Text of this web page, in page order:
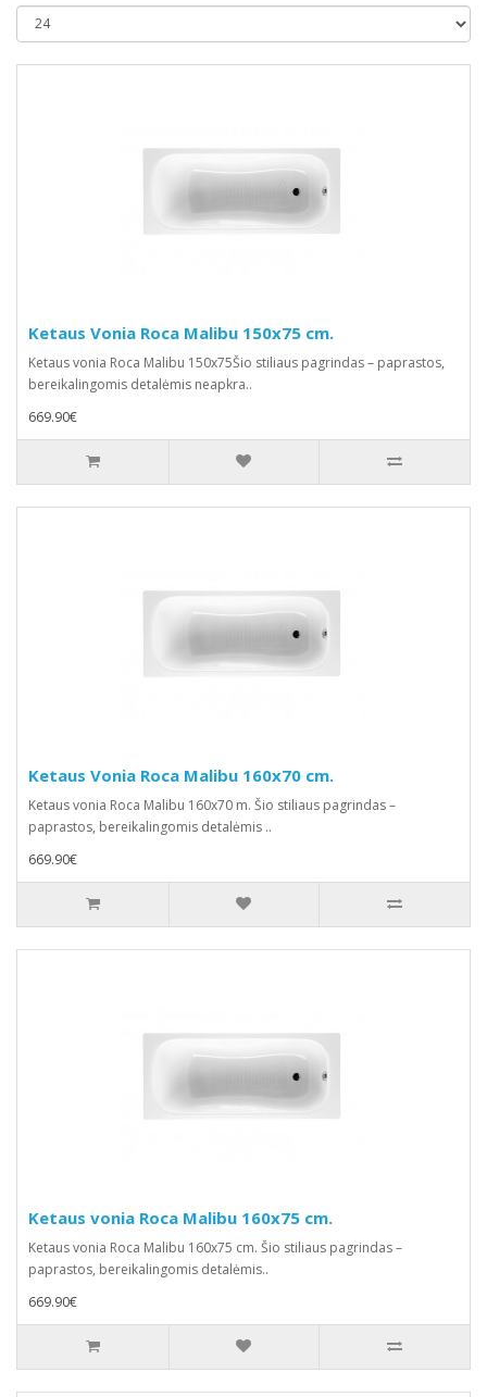
Ketaus Vonia Roca Malibu 150x75 cm.
Ketaus vonia Roca Malibu 150x75Šio stiliaus pagrindas – paprastos,
bereikalingomis detalėmis neapkra..
669.90€
Ketaus Vonia Roca Malibu 160x70 cm.
Ketaus vonia Roca Malibu 160x70 m. Šio stiliaus pagrindas –
paprastos, bereikalingomis detalėmis ..
669.90€
Ketaus vonia Roca Malibu 160x75 cm.
Ketaus vonia Roca Malibu 160x75 cm. Šio stiliaus pagrindas –
paprastos, bereikalingomis detalėmis..
669.90€